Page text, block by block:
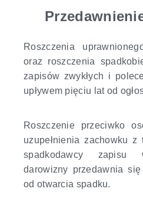
Roszczenia
oraz roszczenia
zapisów zwykłych i
upływem pięciu lat od
Roszczenie przeciwko
uzupełnienia zachowku z
spadkodawcy zapisu
darowizny przedawnia
od otwarcia spadku.